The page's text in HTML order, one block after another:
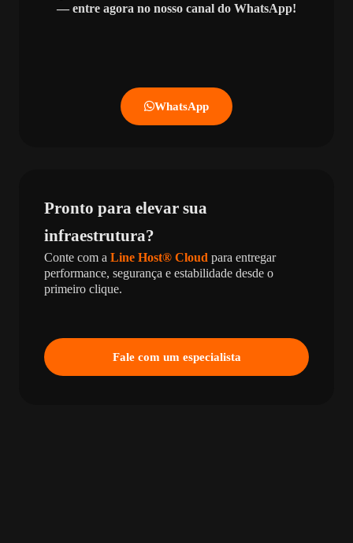
— entre agora no nosso canal do WhatsApp!
WhatsApp
Pronto para elevar sua
infraestrutura?
Conte com a Line Host® Cloud para entregar
performance, segurança e estabilidade desde o
primeiro clique.
Fale com um especialista